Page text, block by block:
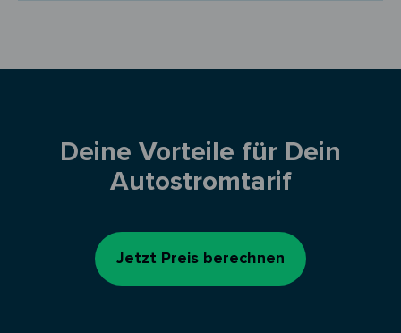
Deine Vorteile für Dein
Autostromtarif
Jetzt Preis berechnen